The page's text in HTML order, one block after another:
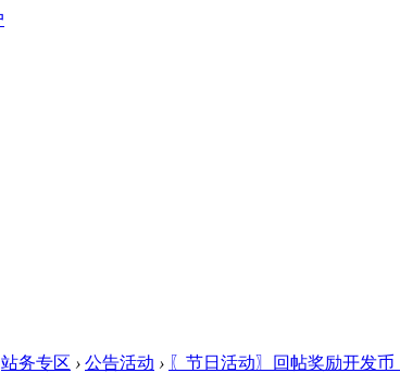
站务专区 › 公告活动 › 〖节日活动〗回帖奖励开发